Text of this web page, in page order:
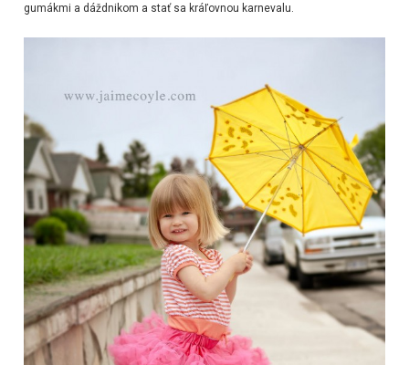
gumákmi a dáždnikom a stať sa kráľovnou karnevalu.